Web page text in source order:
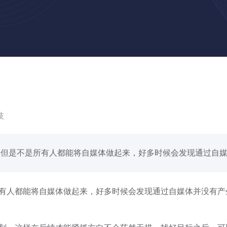
是不是所有人都能将自媒体做起来，好多时候会发现通过自
人都能将自媒体做起来，好多时候会发现通过自媒体并没有